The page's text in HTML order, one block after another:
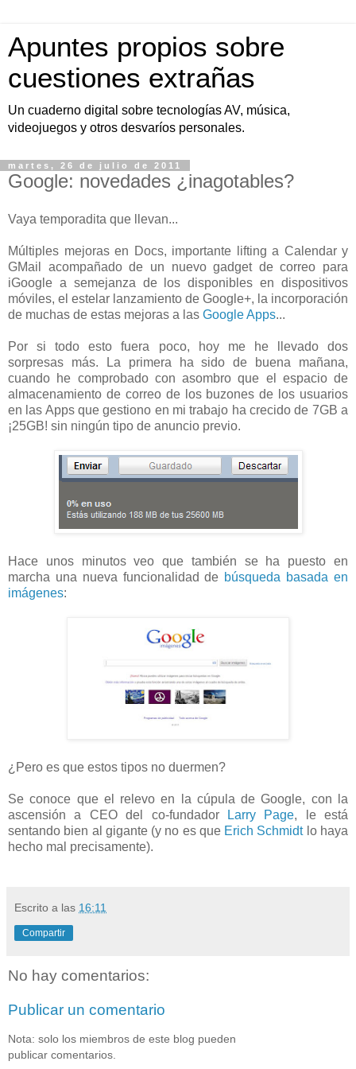
Apuntes propios sobre
cuestiones extrañas
Un cuaderno digital sobre tecnologías AV, música,
videojuegos y otros desvaríos personales.
martes, 26 de julio de 2011
Google: novedades ¿inagotables?
Vaya temporadita que llevan...
Múltiples mejoras en Docs, importante lifting a Calendar y
GMail acompañado de un nuevo gadget de correo para
iGoogle a semejanza de los disponibles en dispositivos
móviles, el estelar lanzamiento de Google+, la incorporación
de muchas de estas mejoras a las Google Apps...
Por si todo esto fuera poco, hoy me he llevado dos
sorpresas más. La primera ha sido de buena mañana,
cuando he comprobado con asombro que el espacio de
almacenamiento de correo de los buzones de los usuarios
en las Apps que gestiono en mi trabajo ha crecido de 7GB a
¡25GB! sin ningún tipo de anuncio previo.
Hace unos minutos veo que también se ha puesto en
marcha una nueva funcionalidad de búsqueda basada en
imágenes:
¿Pero es que estos tipos no duermen?
Se conoce que el relevo en la cúpula de Google, con la
ascensión a CEO del co-fundador
Larry Page, le está
sentando bien al gigante (y no es que Erich Schmidtlo haya
hecho mal precisamente).
Escrito a las 16:11
Compartir
No hay comentarios:
Publicar un comentario
Nota: solo los miembros de este blog pueden
publicar comentarios.